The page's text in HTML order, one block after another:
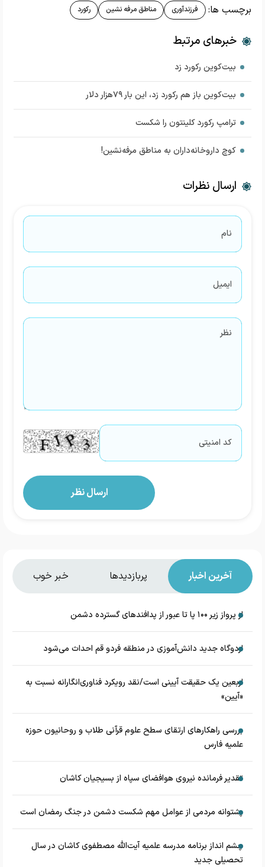
برچسب ها: فرزندآوری مناطق مرفه نشین رکورد
خبرهای مرتبط
بیت‌کوین رکورد زد
بیت‌کوین باز هم رکورد زد، این بار ۷۹هزار دلار
ترامپ رکورد کلینتون را شکست
کوچ داروخانه‌داران به مناطق مرفه‌نشین!
ارسال نظرات
آخرین اخبار پربازدیدها خبر خوب
از پرواز زیر ۱۰۰ پا تا عبور از پدافند‌های گسترده دشمن
اردوگاه جدید دانش‌آموزی در منطقه فردو قم احداث می‌شود
اربعین یک حقیقت آیینی است/نقد رویکرد فناوری‌انگارانه نسبت به
«آیین»
بررسی راهکارهای ارتقای سطح علوم قرآنی طلاب و روحانیون حوزه
علمیه فارس
تقدیر فرمانده نیروی هوافضای سپاه از بسیجیان کاشان
پشتوانه مردمی از عوامل مهم شکست دشمن در جنگ رمضان است
چشم‌ انداز برنامه مدرسه علمیه آیت‌الله مصطفوی کاشان در سال
تحصیلی جدید